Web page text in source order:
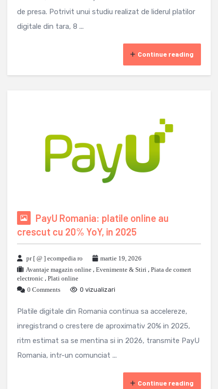
de presa. Potrivit unui studiu realizat de liderul platilor
digitale din tara, 8 ...
Continue reading
PayU Romania: platile online au
crescut cu 20% YoY, in 2025
pr [ @ ] ecompedia ro
martie 19, 2026
Avantaje magazin online , Evenimente & Stiri , Piata de comert
electronic , Plati online
0 Comments
0 vizualizari
Platile digitale din Romania continua sa accelereze,
inregistrand o crestere de aproximativ 20% in 2025,
ritm estimat sa se mentina si in 2026, transmite PayU
Romania, intr-un comunciat ...
Continue reading